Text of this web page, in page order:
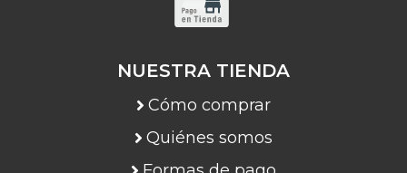
NUESTRA TIENDA
Cómo comprar
Quiénes somos